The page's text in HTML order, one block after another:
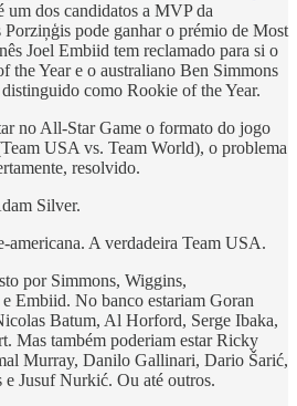
um dos candidatos a MVP da
pode ganhar o prémio de Most
Joel Embiid tem reclamado para si o
the Year e o australiano Ben Simmons
como Rookie of the Year.
no All-Star Game o formato do jogo
USA vs. Team World), o problema
resolvido.
Silver.
americana. A verdadeira Team USA.
por Simmons, Wiggins,
Embiid. No banco estariam Goran
Batum, Al Horford, Serge Ibaka,
Mas também poderiam estar Ricky
Murray, Danilo Gallinari, Dario Šarić,
Jusuf Nurkić. Ou até outros.